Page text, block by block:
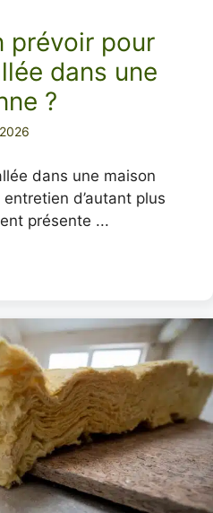
prévoir pour
dans une
?
dans une maison
d’autant plus
présente ...